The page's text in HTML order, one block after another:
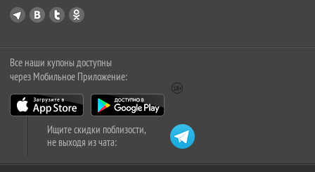
Все наши купоны доступны
через Мобильное Приложение:
Ищите скидки поблизости,
не выходя из чата: